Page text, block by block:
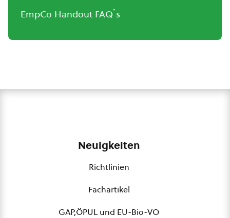
EmpCo Handout FAQ`s
Neuigkeiten
Richtlinien
Fachartikel
GAP,ÖPUL und EU-Bio-VO